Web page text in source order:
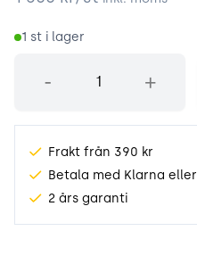
1 st i lager
- +
Frakt från 390 kr
Betala med Klarna
2 års garanti